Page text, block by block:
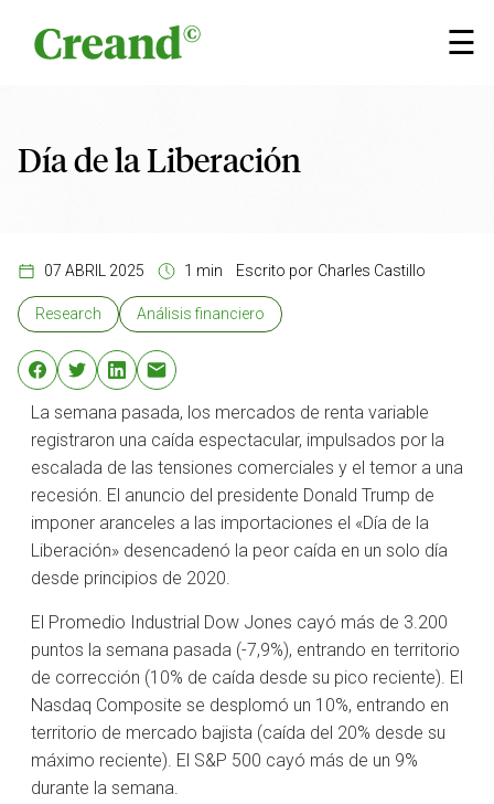
☰
×
Día de la Liberación
07 ABRIL 2025 1 min Escrito por Charles Castillo
Research Análisis financiero
La semana pasada, los mercados de renta variable
registraron una caída espectacular, impulsados por la
escalada de las tensiones comerciales y el temor a una
recesión. El anuncio del presidente Donald Trump de
imponer aranceles a las importaciones el «Día de la
Liberación» desencadenó la peor caída en un solo día
desde principios de 2020.
El Promedio Industrial Dow Jones cayó más de 3.200
puntos la semana pasada (-7,9%), entrando en territorio
de corrección (10% de caída desde su pico reciente). El
Nasdaq Composite se desplomó un 10%, entrando en
territorio de mercado bajista (caída del 20% desde su
máximo reciente). El S&P 500 cayó más de un 9%
durante la semana.